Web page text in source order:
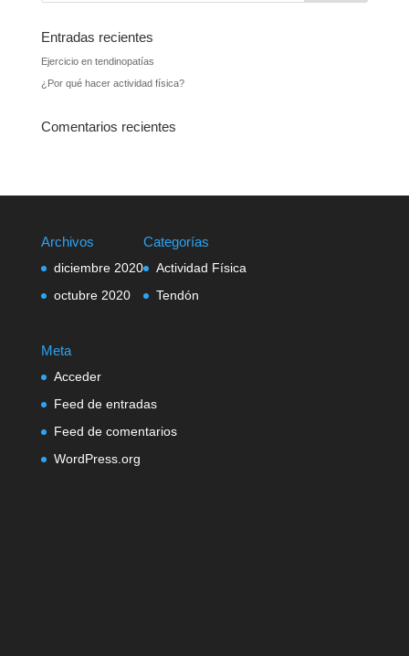
Entradas recientes
Ejercicio en tendinopatías
¿Por qué hacer actividad física?
Comentarios recientes
Archivos
diciembre 2020
octubre 2020
Categorías
Actividad Física
Tendón
Meta
Acceder
Feed de entradas
Feed de comentarios
WordPress.org